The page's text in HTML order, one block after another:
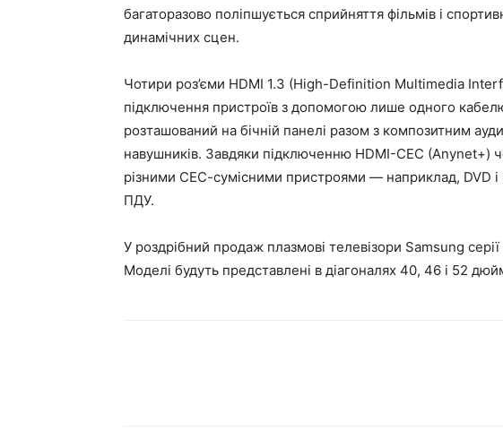
багаторазово поліпшується сприйняття фільмів і
динамічних сцен.
Чотири роз’єми HDMI 1.3 (High-Definition Multimedia
підключення пристроїв з допомогою лише одного
розташований на бічній панелі разом з композитним
навушників. Завдяки підключенню HDMI-CEC (Anynet+)
різними СЕС-сумісними пристроями — наприклад, DVD
ПДУ.
У роздрібний продаж плазмові телевізори Samsung
Моделі будуть представлені в діагоналях 40, 46 і 52